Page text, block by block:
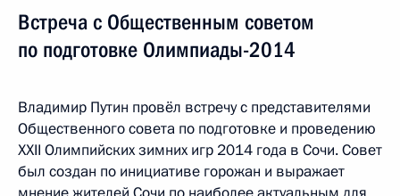
Встреча с Общественным советом
по подготовке Олимпиады-2014
Владимир Путин провёл встречу с представителями
Общественного совета по подготовке и проведению
XXII Олимпийских зимних игр 2014 года в Сочи. Совет
был создан по инициативе горожан и выражает